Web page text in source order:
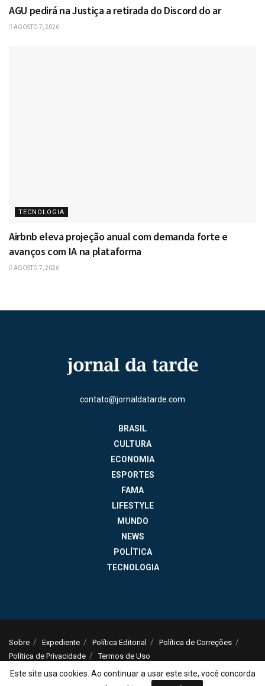
AGU pedirá na Justiça a retirada do Discord do ar
AGOSTO 7, 2026
TECNOLOGIA
Airbnb eleva projeção anual com demanda forte e
avanços com IA na plataforma
AGOSTO 7, 2026
contato@jornaldatarde.com
BRASIL
CULTURA
ECONOMIA
ESPORTES
FAMA
LIFESTYLE
MUNDO
NEWS
POLÍTICA
TECNOLOGIA
Sobre Expediente Política Editorial
Política de Correções
Política de Privacidade
Termos de Uso
© 2025Jornal da Tarde- Notícias do Brasil e do mundo - ISSN: 1516-294X -
Este site usa cookies. Ao continuar a usar este site, você concorda